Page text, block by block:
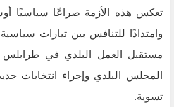
تعكس هذه الأزمة صراعًا سياسيًا
وامتدادًا للتنافس بين تيارات
مستقبل العمل البلدي في
المجلس البلدي وإجراء انتخابات
تسوية.